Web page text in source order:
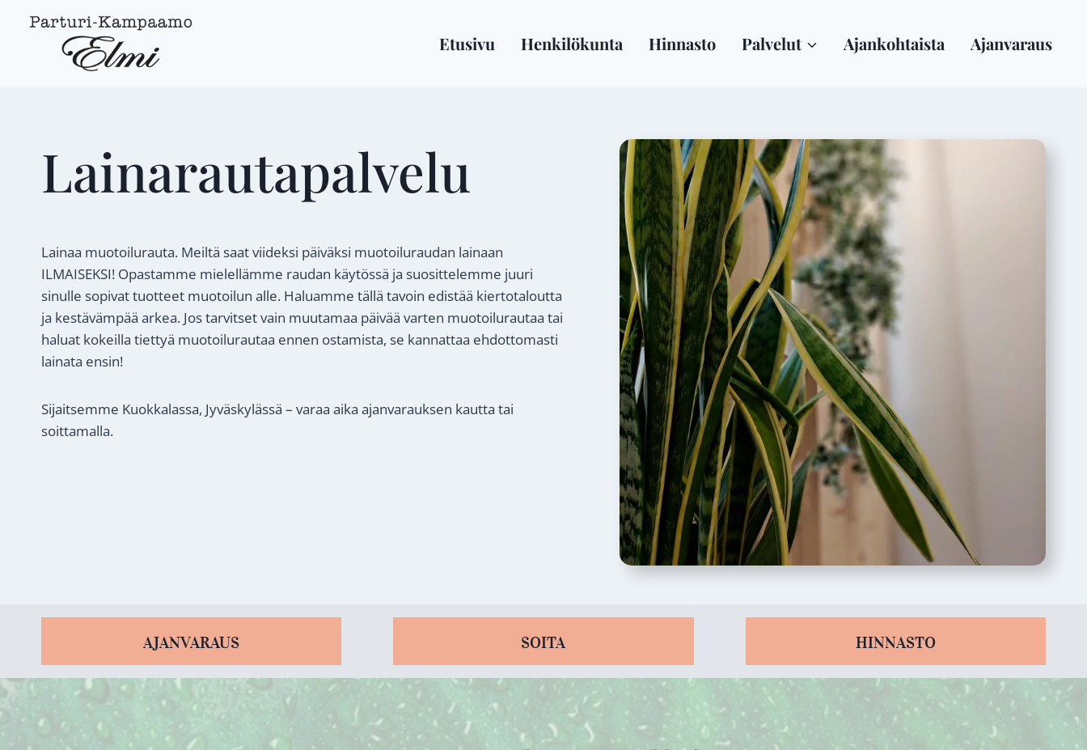
sisältöön
Etusivu Henkilökunta Hinnasto Palvelut Ajankohtaista Ajanvaraus
Lainarauta­palvelu
Lainaa muotoilurauta. Meiltä saat viideksi päiväksi muotoiluraudan lainaan
ILMAISEKSI! Opastamme mielellämme raudan käytössä ja suosittelemme juuri
sinulle sopivat tuotteet muotoilun alle. Haluamme tällä tavoin edistää kiertotaloutta
ja kestävämpää arkea. Jos tarvitset vain muutamaa päivää varten muotoilurautaa tai
haluat kokeilla tiettyä muotoilurautaa ennen ostamista, se kannattaa ehdottomasti
lainata ensin!
Sijaitsemme Kuokkalassa, Jyväskylässä – varaa aika ajanvarauksen kautta tai
soittamalla.
AJANVARAUS SOITA HINNASTO